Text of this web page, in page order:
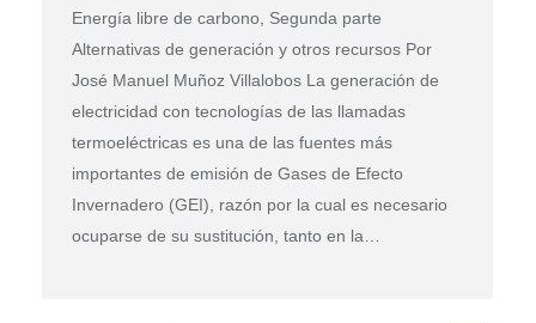
Energía libre de carbono, Segunda parte
Alternativas de generación y otros recursos Por
José Manuel Muñoz Villalobos La generación de
electricidad con tecnologías de las llamadas
termoeléctricas es una de las fuentes más
importantes de emisión de Gases de Efecto
Invernadero (GEI), razón por la cual es necesario
ocuparse de su sustitución, tanto en la…